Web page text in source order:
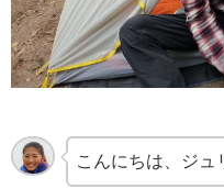
こんにちは、ジュ